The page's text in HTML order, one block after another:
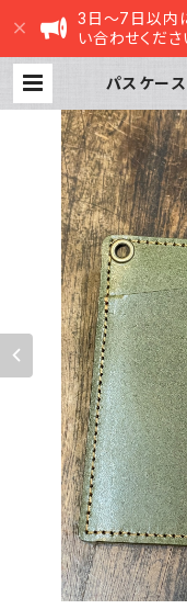
3日～7日以内
い合わせくだ
パスケー
ン ぺん
e